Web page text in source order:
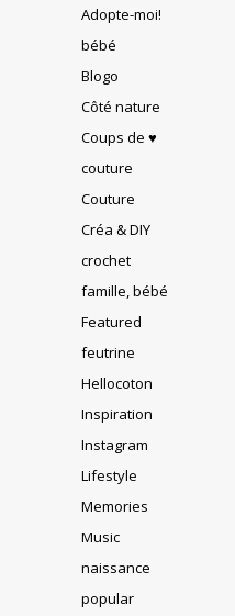
Adopte-moi!
bébé
Blogo
Côté nature
Coups de ♥
couture
Couture
Créa & DIY
crochet
famille, bébé
Featured
feutrine
Hellocoton
Inspiration
Instagram
Lifestyle
Memories
Music
naissance
popular